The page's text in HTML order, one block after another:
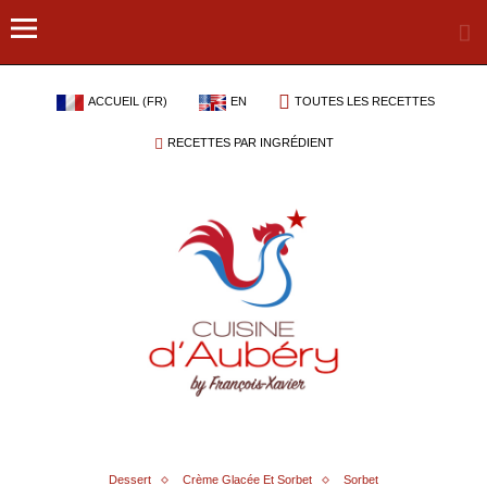
ACCUEIL (FR) EN TOUTES LES RECETTES
RECETTES PAR INGRÉDIENT
Dessert Crème Glacée Et Sorbet Sorbet